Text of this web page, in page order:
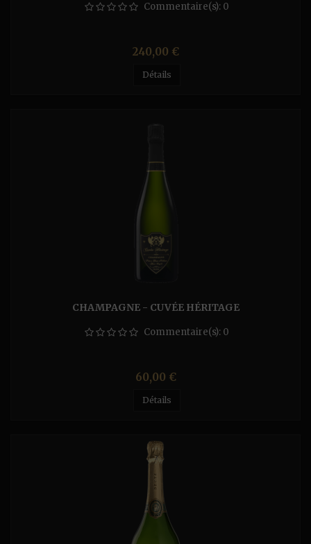
Commentaire(s): 0
Prix
240,00 €
Détails
CHAMPAGNE - CUVÉE HÉRITAGE
Commentaire(s): 0
Prix
60,00 €
Détails